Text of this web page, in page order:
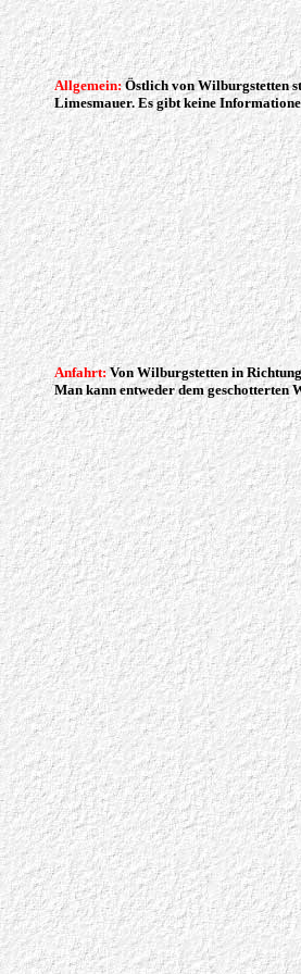
Allgemein:Östlich von Wilburgstetten
Limesmauer. Es gibt keine
Anfahrt:Von Wilburgstetten in
Man kann entweder dem geschotterten